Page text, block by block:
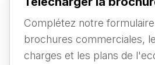
Complétez notre
brochures commerciales,
charges et les plans de